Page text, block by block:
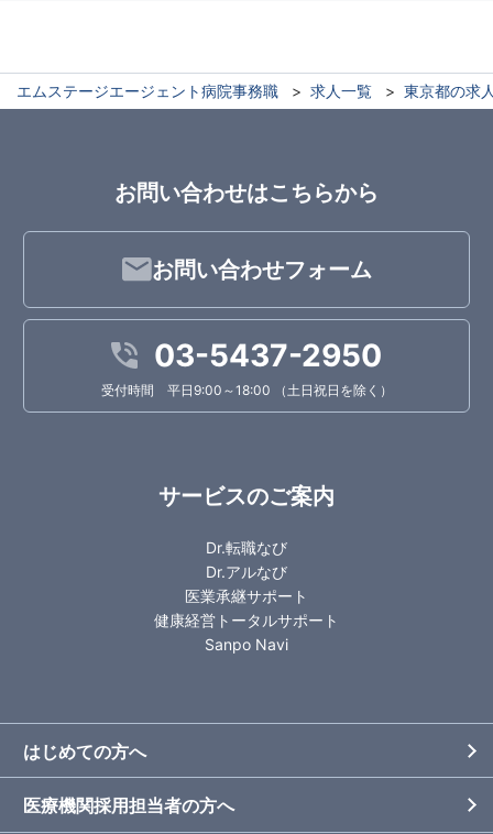
エムステージエージェント病院事務職 求人一覧 東京都の求
お問い合わせはこちらから
お問い合わせフォーム
03-5437-2950
受付時間 平日9:00～18:00 （土日祝日を除く）
サービスのご案内
Dr.転職なび
Dr.アルなび
医業承継サポート
健康経営トータルサポート
Sanpo Navi
はじめての方へ
医療機関採用担当者の方へ